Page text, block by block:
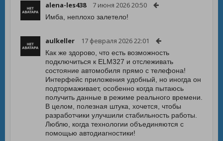
alena-les438 7 июня 2026 20:50
Имба, неплохо залетело!
aulkeller 17 февраля 2026 22:01
Как же здорово, что есть возможность
подключиться к ELM327 и отслеживать
состояние автомобиля прямо с телефона!
Интерфейс приложения удобный, но иногда он
подтормаживает, особенно когда пытаюсь
получить данные в режиме реального времени.
В целом, полезная штука, хочется, чтобы
разработчики улучшили стабильность работы.
Люблю, когда технологии объединяются с
помощью автодиагностики!